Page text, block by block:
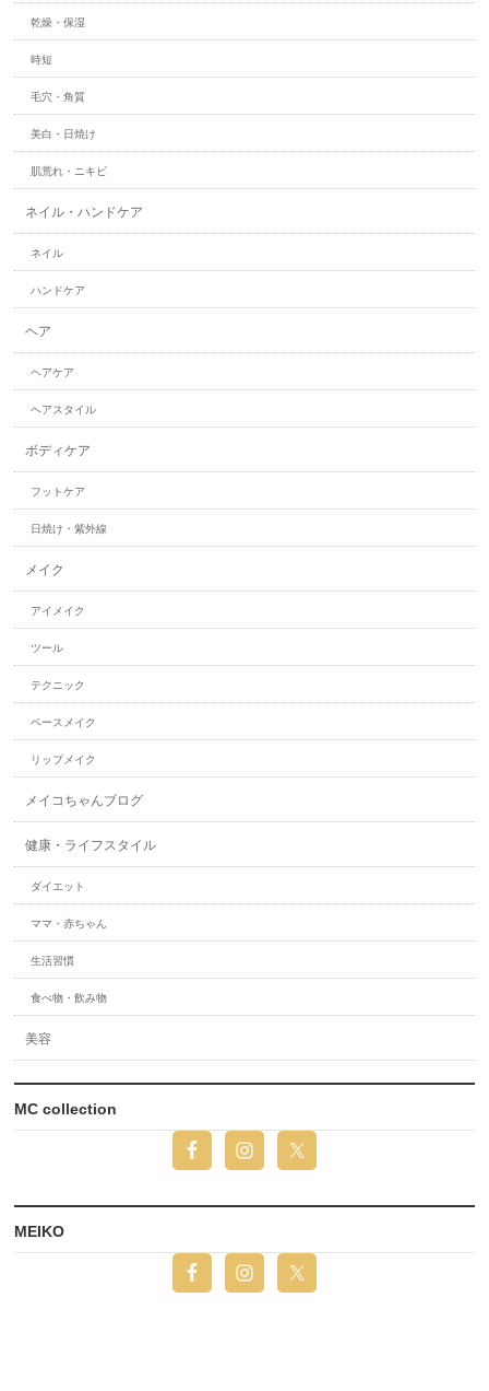
乾燥・保湿
時短
毛穴・角質
美白・日焼け
肌荒れ・ニキビ
ネイル・ハンドケア
ネイル
ハンドケア
ヘア
ヘアケア
ヘアスタイル
ボディケア
フットケア
日焼け・紫外線
メイク
アイメイク
ツール
テクニック
ベースメイク
リップメイク
メイコちゃんブログ
健康・ライフスタイル
ダイエット
ママ・赤ちゃん
生活習慣
食べ物・飲み物
美容
MC collection
MEIKO